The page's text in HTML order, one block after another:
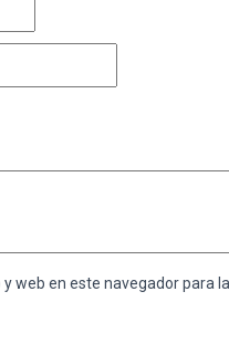
web en este navegador para